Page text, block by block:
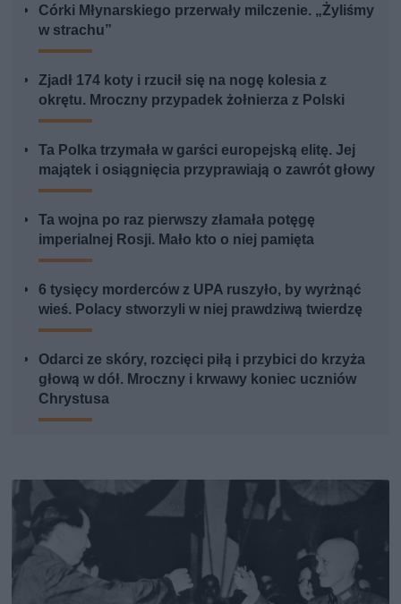
Córki Młynarskiego przerwały milczenie. „Żyliśmy
w strachu”
Zjadł 174 koty i rzucił się na nogę kolesia z
okrętu. Mroczny przypadek żołnierza z Polski
Ta Polka trzymała w garści europejską elitę. Jej
majątek i osiągnięcia przyprawiają o zawrót głowy
Ta wojna po raz pierwszy złamała potęgę
imperialnej Rosji. Mało kto o niej pamięta
6 tysięcy morderców z UPA ruszyło, by wyrżnąć
wieś. Polacy stworzyli w niej prawdziwą twierdzę
Odarci ze skóry, rozcięci piłą i przybici do krzyża
głową w dół. Mroczny i krwawy koniec uczniów
Chrystusa